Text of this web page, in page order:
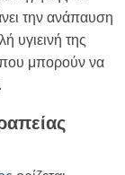
την ανάπαυση
υγιεινή της
μπορούν να